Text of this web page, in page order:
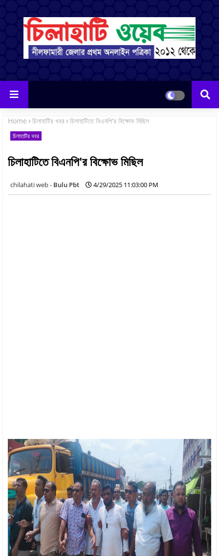
Home চিলাহাটির খবর চিলাহাটিতে বিএনপি'র বিক্ষোভ মিছিল
চিলাহাটির খবর
চিলাহাটিতে বিএনপি'র বিক্ষোভ মিছিল
Bulu Pbt 4/29/2025 11:03:00 PM